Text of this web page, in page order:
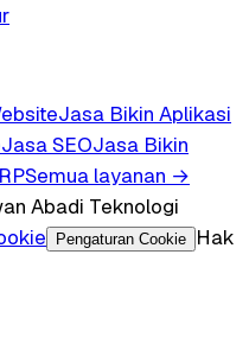
Jasa Bikin Aplikasi
Jasa SEOJasa Bikin
Semua layanan →
Abadi Teknologi
Pengaturan Cookie
Hak